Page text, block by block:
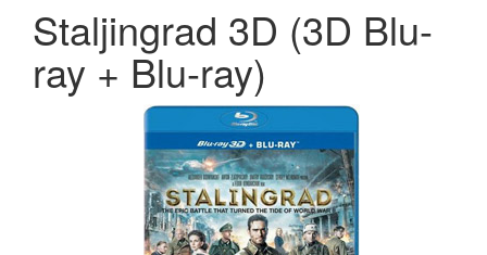
Staljingrad 3D (3D Blu-
ray + Blu-ray)